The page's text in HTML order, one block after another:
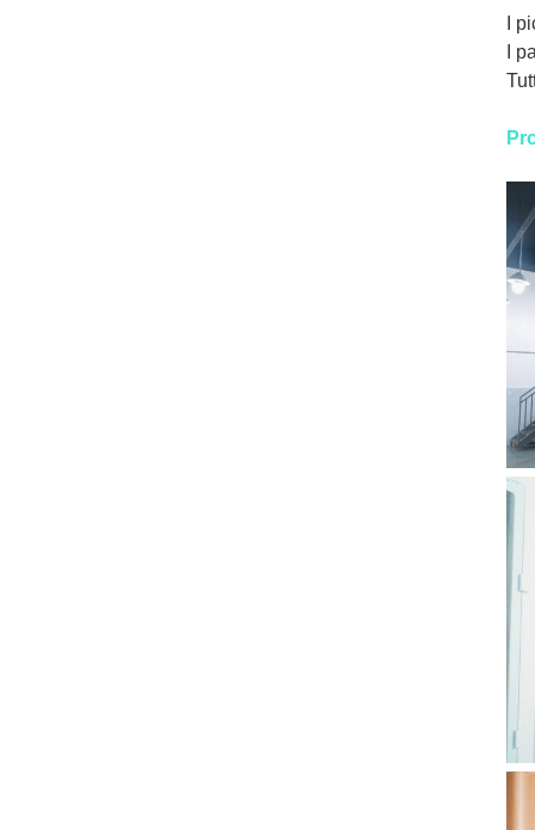
I
I